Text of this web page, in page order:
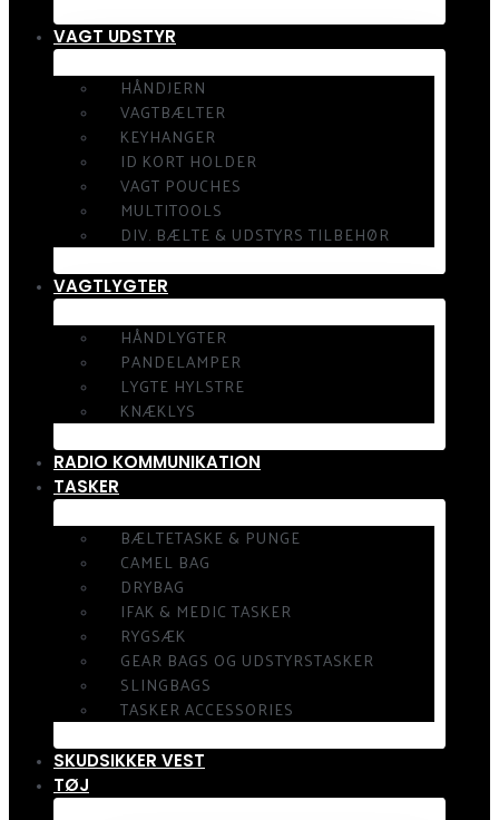
VAGT UDSTYR
HÅNDJERN
VAGTBÆLTER
KEYHANGER
ID KORT HOLDER
VAGT POUCHES
MULTITOOLS
DIV. BÆLTE & UDSTYRS TILBEHØR
VAGTLYGTER
HÅNDLYGTER
PANDELAMPER
LYGTE HYLSTRE
KNÆKLYS
RADIO KOMMUNIKATION
TASKER
BÆLTETASKE & PUNGE
CAMEL BAG
DRYBAG
IFAK & MEDIC TASKER
RYGSÆK
GEAR BAGS OG UDSTYRSTASKER
SLINGBAGS
TASKER ACCESSORIES
SKUDSIKKER VEST
TØJ